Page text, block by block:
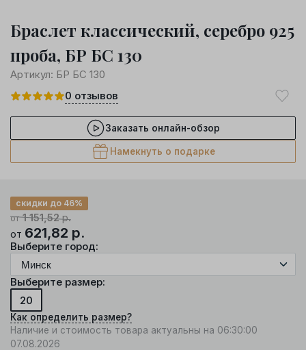
Браслет классический, серебро 925
проба, БР БС 130
Артикул: БР БС 130
0 отзывов
Заказать онлайн-обзор
Намекнуть о подарке
от1 151,52р.
скидки до 46%
от 621,82 р.
Выберите город:
Выберите размер:
20
Как определить размер?
Наличие и стоимость товара актуальны на 06:30:00
07.08.2026